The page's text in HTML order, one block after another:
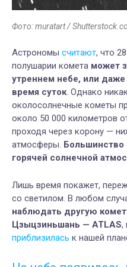
Фото: muratart /
Астрономы считают, что
полушарии комета может
утреннем небе, или
время суток. Однако
околосолнечные кометы
около 50 000 километров
проходя через корону —
атмосферы. Большинство
горячей солнечной
Лишь время покажет,
со светилом. В любом
наблюдать другую
Цзыцзиньшань — ATLAS,
приблизилась к нашей